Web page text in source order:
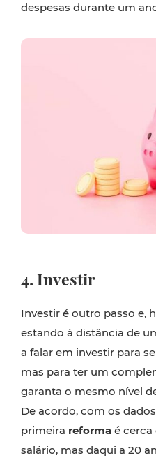
despesas durante um
4. Investir
Investir é outro passo e,
estando à distância de
a falar em investir para
mas para ter um
garanta o mesmo nível
De acordo, com os
primeira reforma é cerca
salário, mas daqui a 20